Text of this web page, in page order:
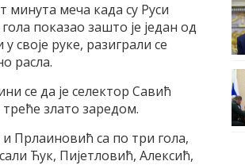
минута меча када су Руси
показао зашто jе jедан од
своjе руке, разиграли се
расла.
се да jе селектор Савић
злато заредом.
Прлаиновић са по три гола,
Ћук, Пиjетловић, Aлексић,